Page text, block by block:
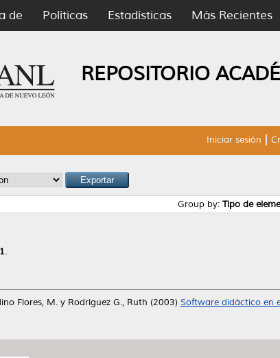
de Políticas Estadísticas Más Recientes
REPOSITORIO
Iniciar sesión
Group by: Tipo de
1.
Flores, M. y Rodríguez G., Ruth (2003) Software didáctico en